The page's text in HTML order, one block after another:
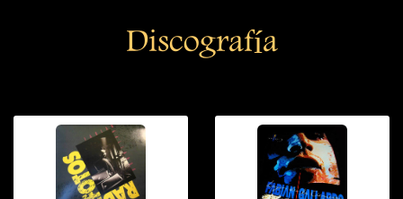
Discografía